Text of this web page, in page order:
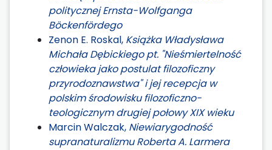
politycznej Ernsta-Wolfganga
Böckenfördego
Zenon E. Roskal, Książka Władysława
Michała Dębickiego pt. "Nieśmiertelność
człowieka jako postulat filozoficzny
przyrodoznawstwa" i jej recepcja w
polskim środowisku filozoficzno-
teologicznym drugiej połowy XIX wieku
Marcin Walczak, Niewiarygodność
supranaturalizmu Roberta A. Larmera